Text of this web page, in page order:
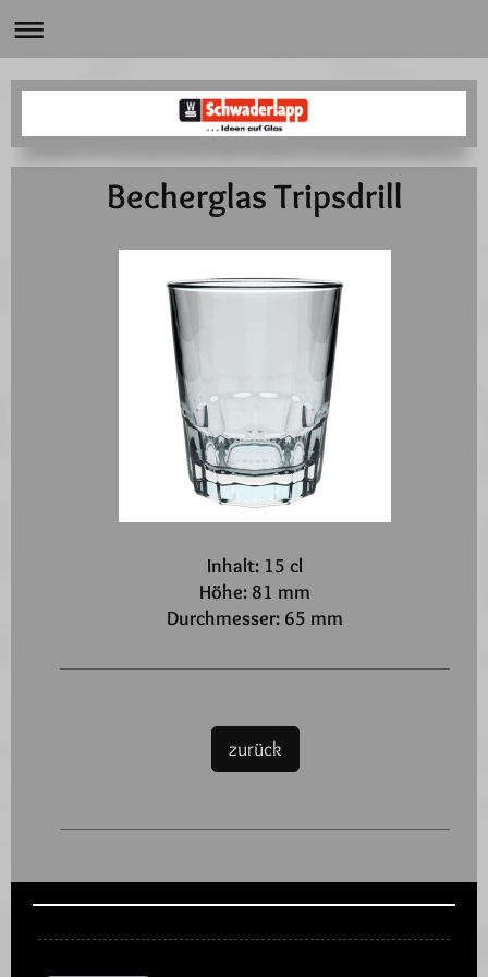
Becherglas Tripsdrill
Inhalt: 15 cl
Höhe: 81 mm
Durchmesser: 65 mm
zurück